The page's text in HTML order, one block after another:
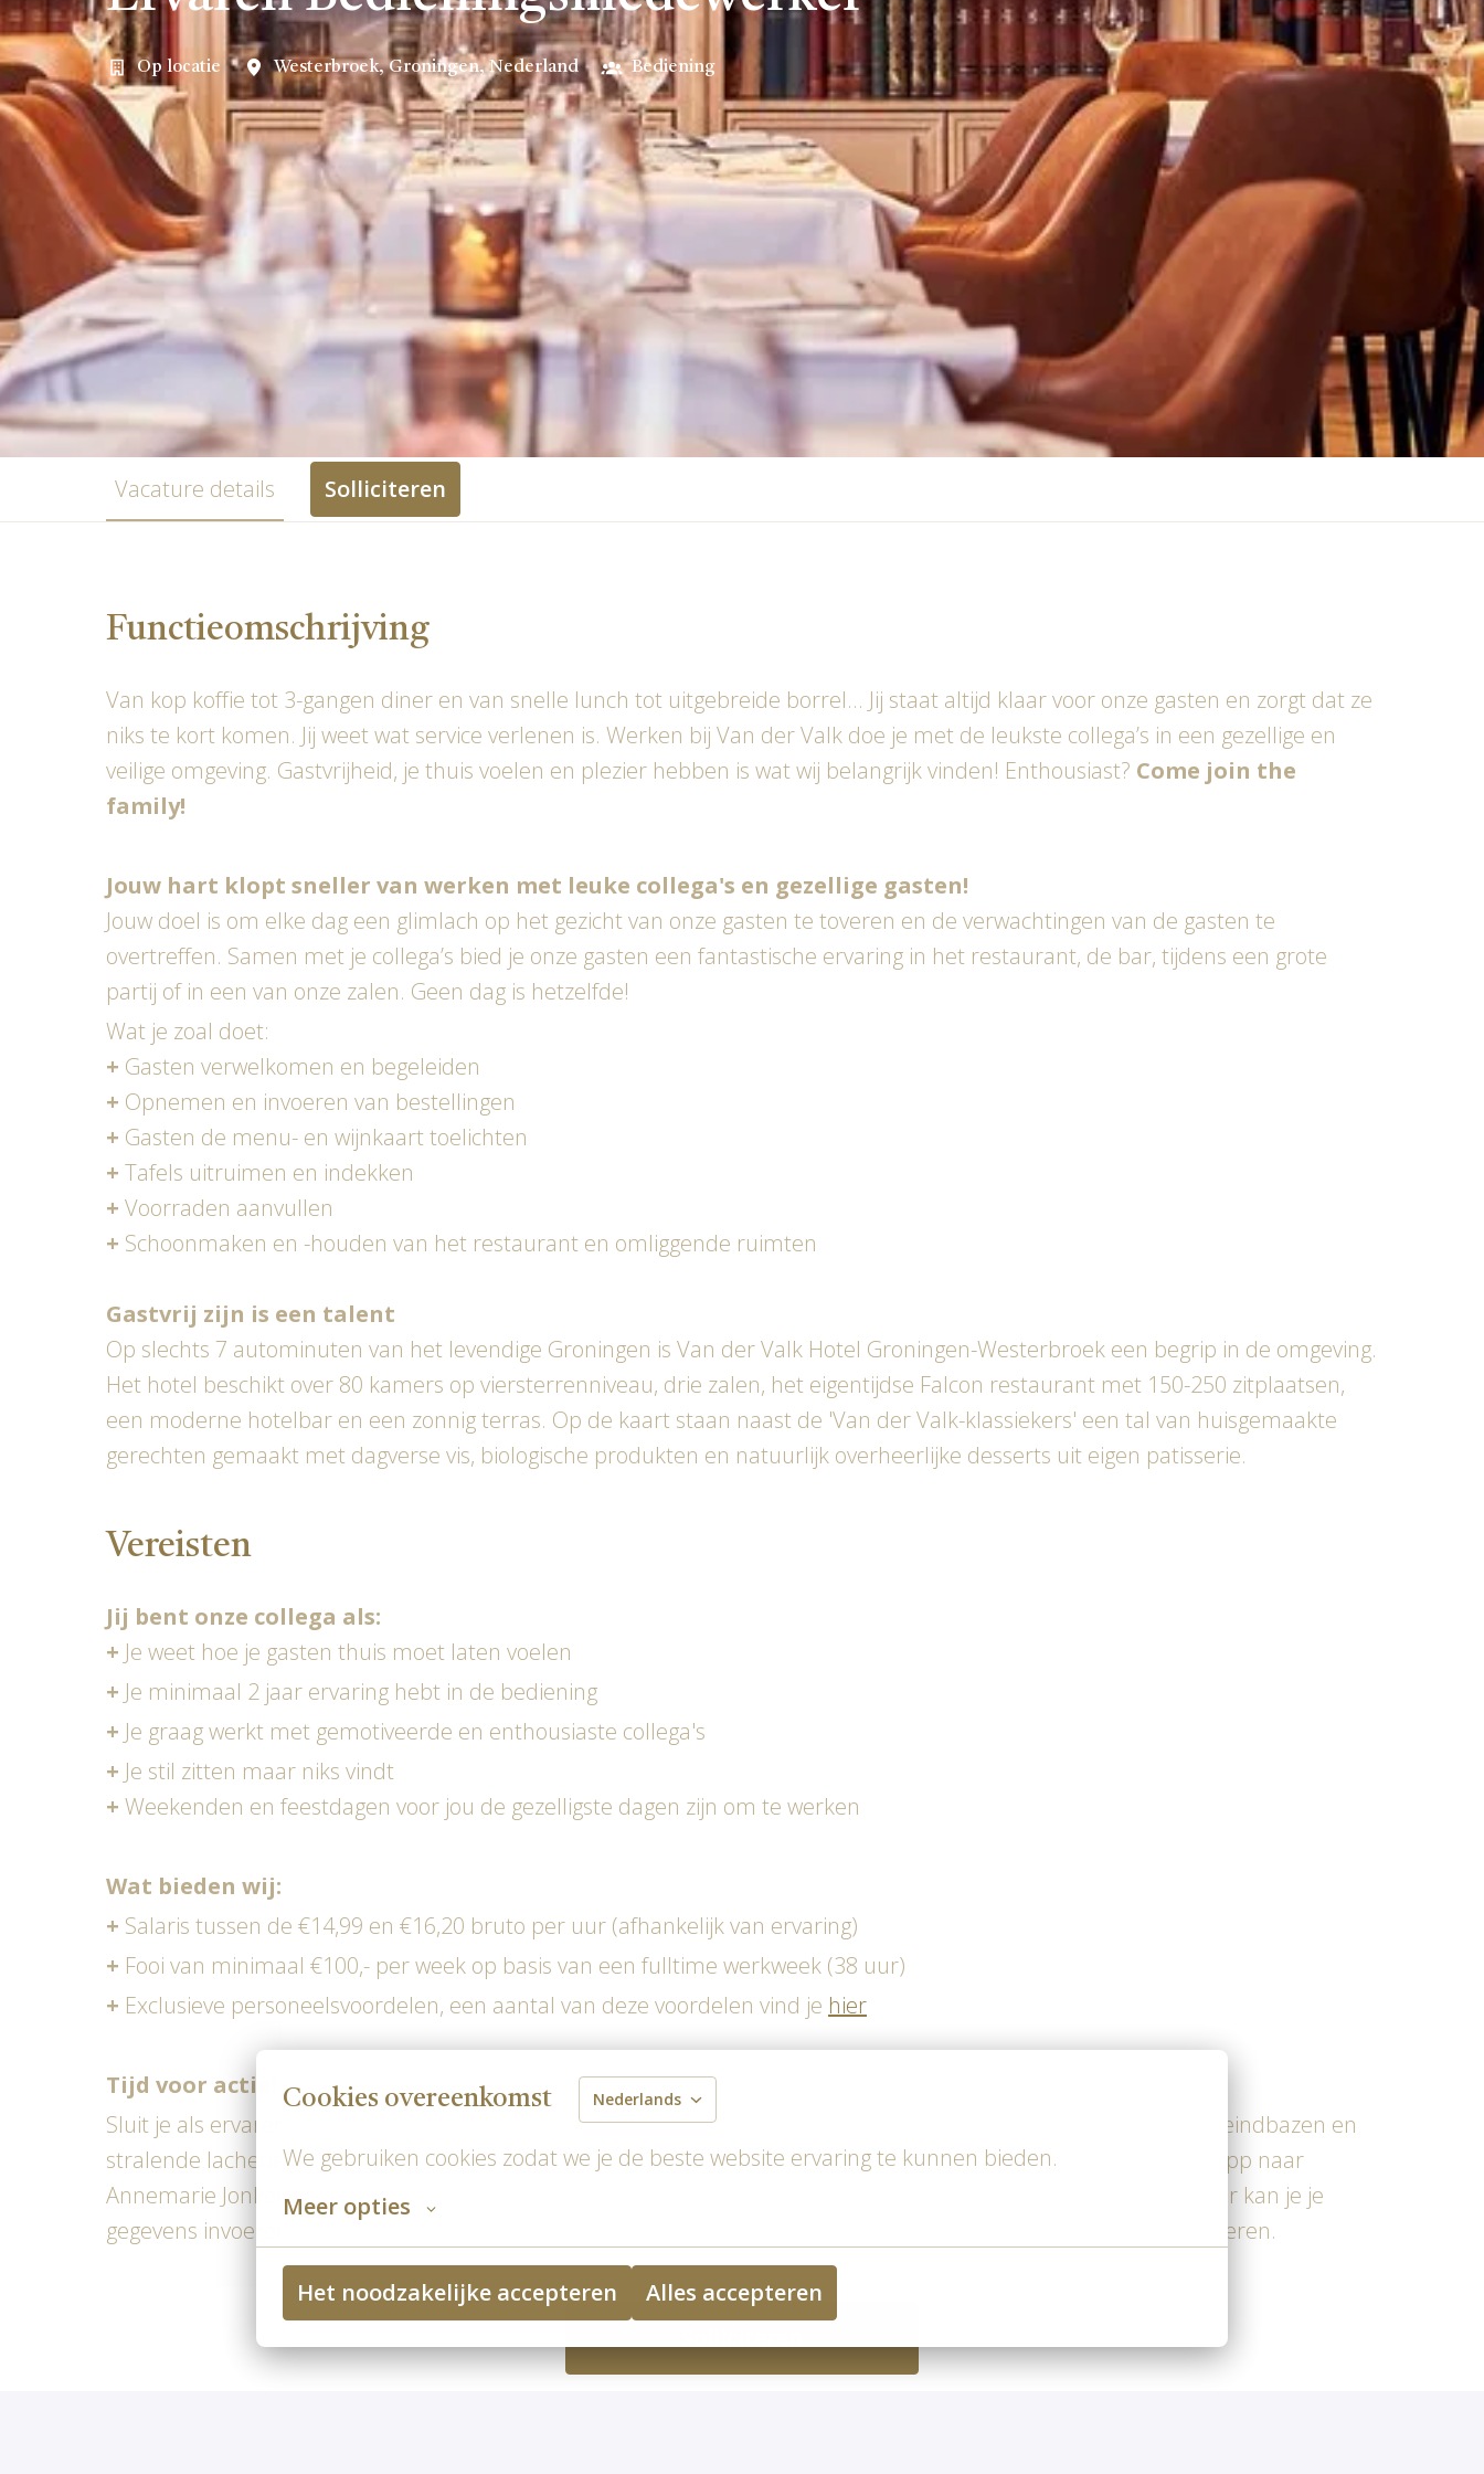
Cookies overeenkomst Nederlands
We gebruiken cookies zodat we je de beste website ervaring te kunnen bieden.
Meer opties
Het noodzakelijke accepteren Alles accepteren
Op locatie Westerbroek, Groningen, Nederland Bediening
Vacature details Solliciteren
Functieomschrijving
Van kop koffie tot 3-gangen diner en van snelle lunch tot uitgebreide borrel... Jij staat altijd klaar voor onze gasten en zorgt dat ze
niks te kort komen. Jij weet wat service verlenen is. Werken bij Van der Valk doe je met de leukste collega’s in een gezellige en
veilige omgeving. Gastvrijheid, je thuis voelen en plezier hebben is wat wij belangrijk vinden! Enthousiast? Come join the
family!
Jouw hart klopt sneller van werken met leuke collega's en gezellige gasten!
Jouw doel is om elke dag een glimlach op het gezicht van onze gasten te toveren en de verwachtingen van de gasten te
overtreffen. Samen met je collega’s bied je onze gasten een fantastische ervaring in het restaurant, de bar, tijdens een grote
partij of in een van onze zalen. Geen dag is hetzelfde!
Wat je zoal doet:
+ Gasten verwelkomen en begeleiden
+ Opnemen en invoeren van bestellingen
+ Gasten de menu- en wijnkaart toelichten
+ Tafels uitruimen en indekken
+ Voorraden aanvullen
+ Schoonmaken en -houden van het restaurant en omliggende ruimten
Gastvrij zijn is een talent
Op slechts 7 autominuten van het levendige Groningen is Van der Valk Hotel Groningen-Westerbroek een begrip in de omgeving.
Het hotel beschikt over 80 kamers op viersterrenniveau, drie zalen, het eigentijdse Falcon restaurant met 150-250 zitplaatsen,
een moderne hotelbar en een zonnig terras. Op de kaart staan naast de 'Van der Valk-klassiekers' een tal van huisgemaakte
gerechten gemaakt met dagverse vis, biologische produkten en natuurlijk overheerlijke desserts uit eigen patisserie.
Vereisten
Jij bent onze collega als:
+ Je weet hoe je gasten thuis moet laten voelen
+ Je minimaal 2 jaar ervaring hebt in de bediening
+ Je graag werkt met gemotiveerde en enthousiaste collega's
+ Je stil zitten maar niks vindt
+ Weekenden en feestdagen voor jou de gezelligste dagen zijn om te werken
Wat bieden wij:
+ Salaris tussen de €14,99 en €16,20 bruto per uur (afhankelijk van ervaring)
+ Fooi van minimaal €100,- per week op basis van een fulltime werkweek (38 uur)
+ Exclusieve personeelsvoordelen, een aantal van deze voordelen vind je hier
Tijd voor actie!
Sluit je als ervaren bedieningsmedewerker aan bij je collega's: culinaire rockstars, spetterende uitblinkers, sociale eindbazen en
stralende lachebekjes. Meer informatie nodig of solliciteren? Dat is super eenvoudig: bel met of stuur een WhatsApp naar
Annemarie Jonker, HR Manager via 06 19 26 91 67. Je mag uiteraard ook solliciteren via onderstaande button. Daar kan je je
gegevens invoeren, je cv uploaden en een motivatie achterlaten. We richten erop om binnen 3 werkdagen te reageren.